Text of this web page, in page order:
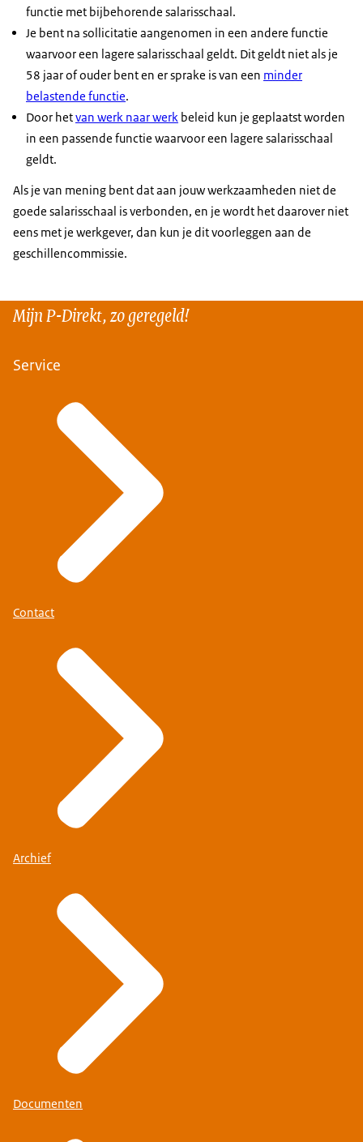
functie met bijbehorende salarisschaal.
Je bent na sollicitatie aangenomen in een andere functie
waarvoor een lagere salarisschaal geldt. Dit geldt niet als je
58 jaar of ouder bent en er sprake is van een minder
belastende functie.
Door hetvan werk naar werk beleid kun je geplaatst worden
in een passende functie waarvoor een lagere salarisschaal
geldt.
Als je van mening bent dat aan jouw werkzaamheden niet de
goede salarisschaal is verbonden, en je wordt het daarover niet
eens met je werkgever, dan kun je dit voorleggen aan de
geschillencommissie.
Mijn P-Direkt, zo geregeld!
Service
Contact
Archief
Documenten